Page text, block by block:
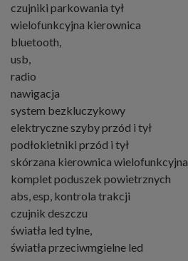
czujniki parkowania tył
wielofunkcyjna kierownica
bluetooth,
usb,
radio
nawigacja
system bezkluczykowy
elektryczne szyby przód i tył
podłokietniki przód i tył
skórzana kierownica wielofunkcyjna
komplet poduszek powietrznych
abs, esp, kontrola trakcji
czujnik deszczu
światła led tylne,
światła przeciwmgielne led